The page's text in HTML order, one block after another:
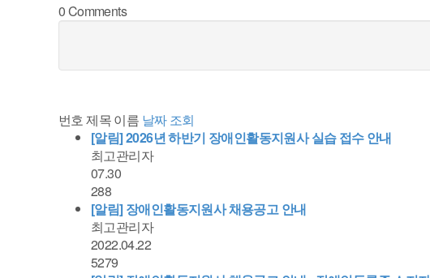
0Comments
번호제목이름 날짜조회
[알림]2026년 하반기 장애인활동지원사 실습 접수 안내
최고관리자
07.30
288
[알림]장애인활동지원사 채용공고 안내
최고관리자
2022.04.22
5279